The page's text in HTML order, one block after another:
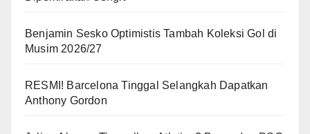
Benjamin Sesko Optimistis Tambah Koleksi Gol di
Musim 2026/27
RESMI! Barcelona Tinggal Selangkah Dapatkan
Anthony Gordon